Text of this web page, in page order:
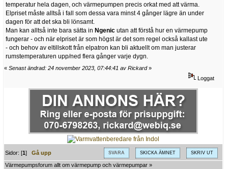
temperatur hela dagen, och värmepumpen precis orkat med att värma.
Elpriset måste alltså i fall som dessa vara minst 4 gånger lägre än under
dagen för att det ska bli lönsamt.
Man kan alltså inte bara sätta in Ngenic utan att förstå hur en värmepump
fungerar - och när elpriset är som högst är det som regel också kallast ute
- och behov av eltillskott från elpatron kan bli aktuellt om man justerar
rumstemperaturen upp/ned flera gånger varje dygn.
« Senast ändrad: 24 november 2023, 07:44:41 av Rickard»
Loggat
SVARA SKICKA ÄMNET SKRIV UT
Sidor: [1]Gå upp
Värmepumpsforum allt om värmepump och värmepumpar »